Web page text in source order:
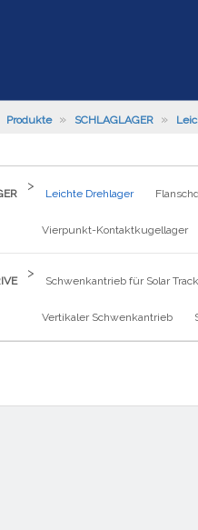
Produkte » SCHLAGLAGER »
>
Leichte Drehlager
Vierpunkt-Kontaktkugellager
>
Schwenkantrieb für Solar
Vertikaler Schwenkantrieb